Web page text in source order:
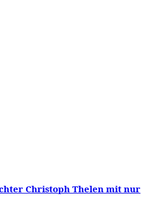
Christoph Thelen mit nur